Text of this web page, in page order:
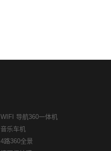
WIFI 导航360一体机
音乐车机
4路360全景